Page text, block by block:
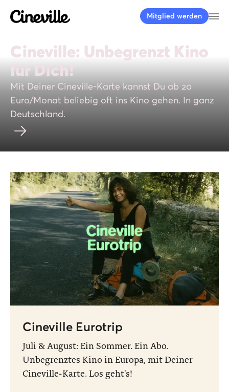
Cineville Logo
Mitglied werden
Cineville: Unbegrenzt Kino
für Dich!
Mit Deiner Cineville-Karte kannst Du ab 20
Euro/Monat beliebig oft ins Kino gehen. In ganz
Deutschland.
Cineville Eurotrip
Juli & August: Ein Sommer. Ein Abo.
Unbegrenztes Kino in Europa, mit Deiner
Cineville-Karte. Los geht's!